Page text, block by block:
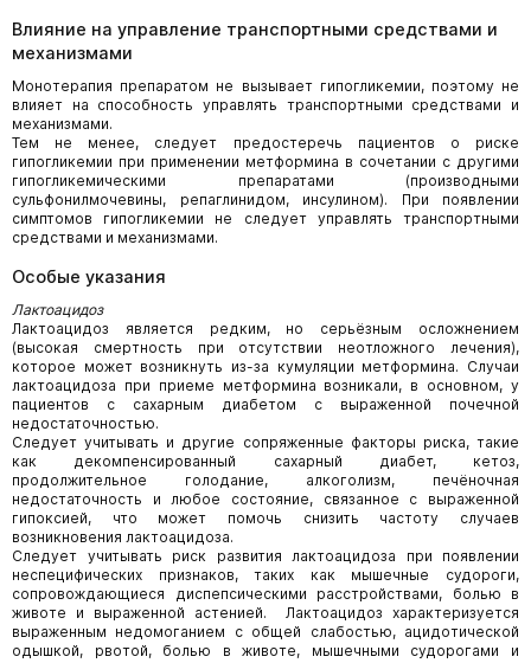
Влияние на управление транспортными средствами и
механизмами
Монотерапия препаратом не вызывает гипогликемии, поэтому не
влияет на способность управлять транспортными средствами и
механизмами.
Тем не менее, следует предостеречь пациентов о риске
гипогликемии при применении метформина в сочетании с другими
гипогликемическими препаратами (производными
сульфонилмочевины, репаглинидом, инсулином). При появлении
симптомов гипогликемии не следует управлять транспортными
средствами и механизмами.
Особые указания
Лактоацидоз
Лактоацидоз является редким, но серьёзным осложнением
(высокая смертность при отсутствии неотложного лечения),
которое может возникнуть из-за кумуляции метформина. Случаи
лактоацидоза при приеме метформина возникали, в основном, у
пациентов с сахарным диабетом с выраженной почечной
недостаточностью.
Следует учитывать и другие сопряженные факторы риска, такие
как декомпенсированный сахарный диабет, кетоз,
продолжительное голодание, алкоголизм, печёночная
недостаточность и любое состояние, связанное с выраженной
гипоксией, что может помочь снизить частоту случаев
возникновения лактоацидоза.
Следует учитывать риск развития лактоацидоза при появлении
неспецифических признаков, таких как мышечные судороги,
сопровождающиеся диспепсическими расстройствами, болью в
животе и выраженной астенией. Лактоацидоз характеризуется
выраженным недомоганием с общей слабостью, ацидотической
одышкой, рвотой, болью в животе, мышечными судорогами и